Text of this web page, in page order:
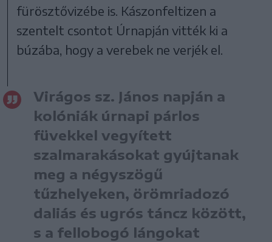
fürösztővizébe is. Kászonfeltizen a
szentelt csontot Úrnapján vitték ki a
búzába, hogy a verebek ne verjék el.
Virágos sz. János napján a
kolóniák úrnapi párlos
füvekkel vegyített
szalmarakásokat gyújtanak
meg a négyszögű
tűzhelyeken, örömriadozó
daliás és ugrós táncz között,
s a fellobogó lángokat